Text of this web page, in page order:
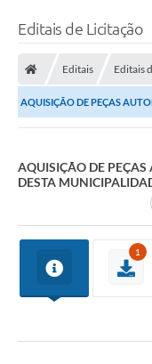
Editais de Licitação
Editais Editais
AQUISIÇÃO DE PEÇAS
AQUISIÇÃO DE
DESTA
1